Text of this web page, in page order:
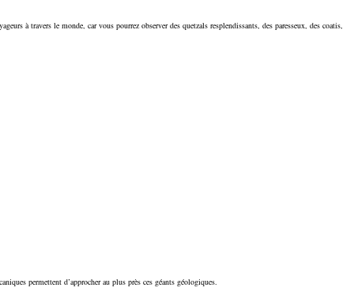
à travers le monde, car vous pourrez observer des quetzals resplendissants, des paresseux, des coatis,
permettent d’approcher au plus près ces géants géologiques.